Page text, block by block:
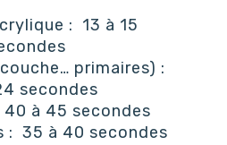
: 13 à 15
primaires) :
secondes
à 45 secondes
: 35 à 40 secondes